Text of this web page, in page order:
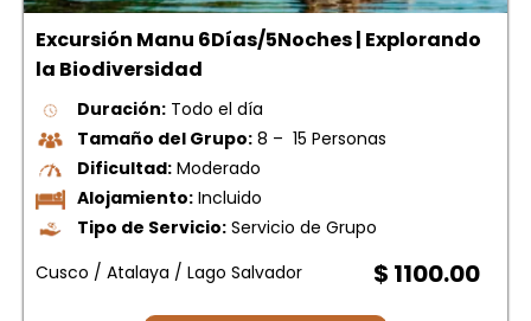
Excursión Manu 6Días/5Noches | Explorando
la Biodiversidad
Duración: Todo el día
Tamaño del Grupo: 8 – 15 Personas
Dificultad: Moderado
Alojamiento: Incluido
Tipo de Servicio: Servicio de Grupo
Cusco / Atalaya / Lago Salvador
$ 1100.00